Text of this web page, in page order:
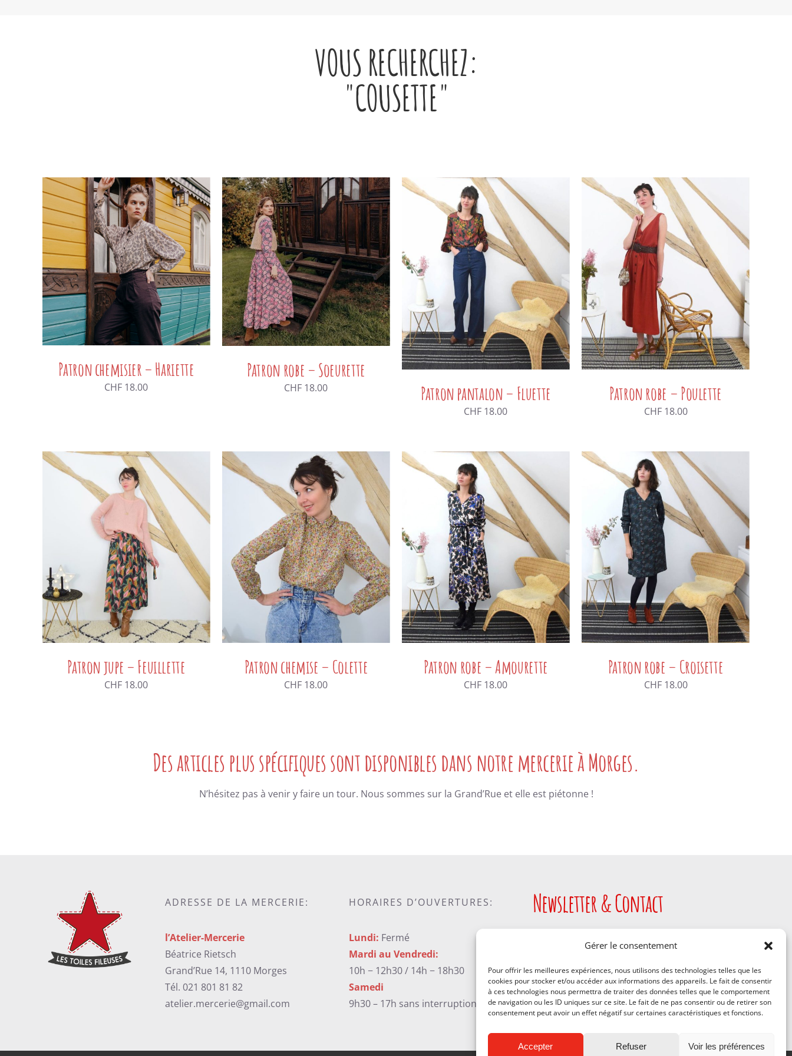
Gérer le consentement
Pour offrir les meilleures expériences, nous utilisons des technologies telles que les
cookies pour stocker et/ou accéder aux informations des appareils. Le fait de consentir
à ces technologies nous permettra de traiter des données telles que le comportement
de navigation ou les ID uniques sur ce site. Le fait de ne pas consentir ou de retirer son
consentement peut avoir un effet négatif sur certaines caractéristiques et fonctions.
Accepter Refuser Voir les préférences
VOUS RECHERCHEZ:
"COUSETTE"
Patron chemisier – Hariette
CHF 18.00
Patron robe – Soeurette
CHF 18.00 Patron pantalon – Fluette
CHF 18.00
Patron robe – Poulette
CHF18.00
Patron jupe – Feuillette
CHF 18.00
Patron chemise – Colette
CHF 18.00
Patron robe – Amourette
CHF 18.00
Patron robe – Croisette
CHF18.00
Des articles plus spécifiques sont disponibles dans notre mercerie à Morges.
N’hésitez pas à venir y faire un tour. Nous sommes sur la Grand’Rue et elle est piétonne !
ADRESSE DE LA MERCERIE:
l’Atelier-Mercerie
Béatrice Rietsch
Grand’Rue 14, 1110 Morges
Tél. 021 801 81 82
atelier.mercerie@gmail.com
HORAIRES D’OUVERTURES:
Lundi: Fermé
Mardi au Vendredi:
10h − 12h30 / 14h − 18h30
Samedi
9h30 – 17h sans interruption
Newsletter & Contact